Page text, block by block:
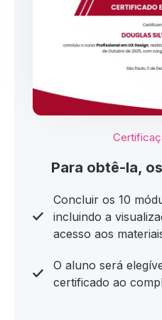
Para obtê-la,
Concluir os 10
incluindo a
acesso aos
O aluno será
certificado ao